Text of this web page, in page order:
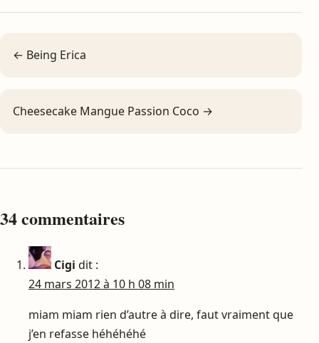
← Being Erica
Cheesecake Mangue Passion Coco →
34 commentaires
Cigi dit :
24 mars 2012 à 10 h 08 min
miam miam rien d’autre à dire, faut vraiment que
j’en refasse héhéhéhé